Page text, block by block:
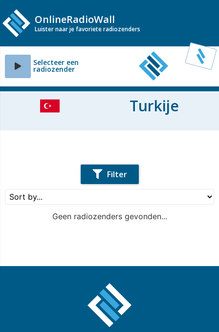
OnlineRadioWall
Luister naar je favoriete radiozenders
Selecteer een
radiozender
Turkije
Filter
Geen radiozenders gevonden...